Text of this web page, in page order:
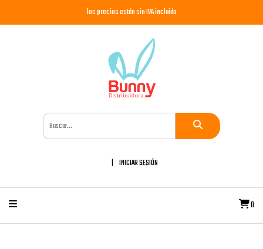
los precios están sin IVA incluido
INICIAR SESIÓN
0